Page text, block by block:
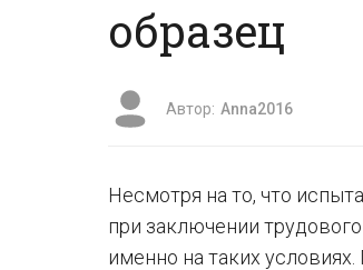
образец
Автор: Anna2016
Несмотря на то, что
при заключении
именно на таких